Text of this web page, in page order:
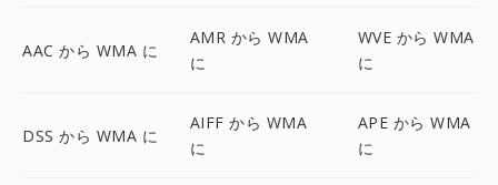
AAC から WMA に
AMR から WMA
に
WVE から WMA
に
DSS から WMA に
AIFF から WMA
に
APE から WMA
に